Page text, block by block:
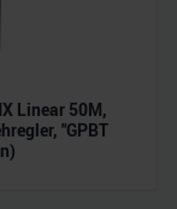
Unsere
mit
der Dienste
Linear 50M,
"GPBT